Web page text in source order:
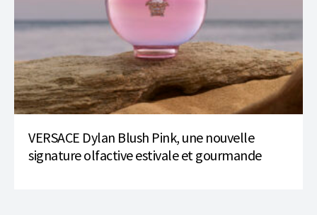
VERSACE Dylan Blush Pink, une nouvelle
signature olfactive estivale et gourmande